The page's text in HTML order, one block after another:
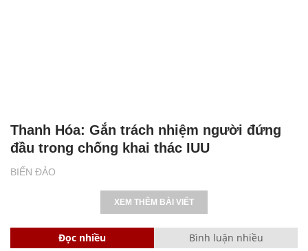
BIỂN ĐẢO
Thanh Hóa: Gắn trách nhiệm người đứng
đầu trong chống khai thác IUU
XEM THÊM BÀI VIẾT
Đọc nhiều Bình luận nhiều